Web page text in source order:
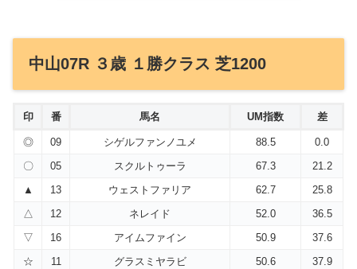
中山07R ３歳 １勝クラス 芝1200
印 番 馬名 UM指数 差
◎ 09 シゲルファンノユメ 88.5
0.0
〇
05 スクルトゥーラ 67.3
21.2
▲
13 ウェストファリア 62.7
25.8
△
12 ネレイド 52.0
36.5
▽
16 アイムファイン 50.9
37.6
☆
11 グラスミヤラビ 50.6
37.9